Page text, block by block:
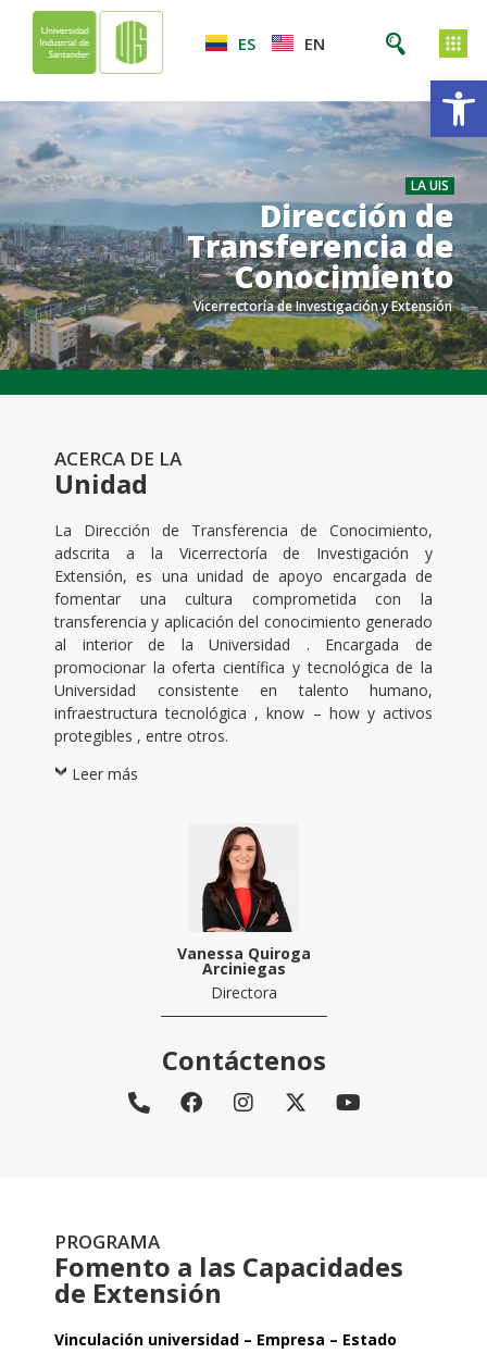
ES EN
LA UIS
Dirección de
Transferencia de
Conocimiento
Vicerrectoría de Investigación y Extensión
.
.
ACERCA DE LA
Unidad
La Dirección de Transferencia de Conocimiento,
adscrita a la Vicerrectoría de Investigación y
Extensión, es una unidad de apoyo encargada de
fomentar una cultura comprometida con la
transferencia y aplicación del conocimiento generado
al interior de la Universidad . Encargada de
promocionar la oferta científica y tecnológica de la
Universidad consistente en talento humano,
infraestructura tecnológica , know – how y activos
protegibles , entre otros.
Leer más
Vanessa Quiroga
Arciniegas
Directora
Contáctenos
PROGRAMA
Fomento a las Capacidades
de Extensión
Vinculación universidad – Empresa – Estado